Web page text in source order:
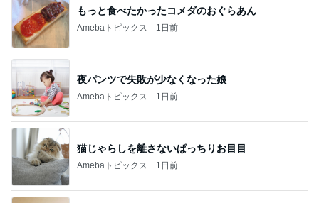
もっと食べたかったコメダのおぐらあん
Amebaトピックス 1日前
夜パンツで失敗が少なくなった娘
Amebaトピックス 1日前
猫じゃらしを離さないぱっちりお目目
Amebaトピックス 1日前